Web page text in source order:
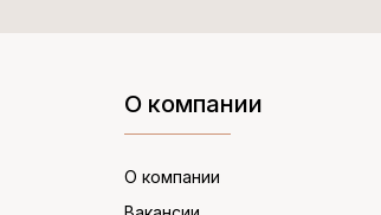
О компании
О компании